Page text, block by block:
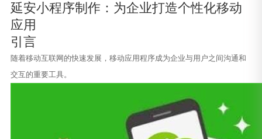
延安小程序制作：为企业打造个性化移动
应用
引言
随着移动互联网的快速发展，移动应用程序成为企业与用户之间沟通和
交互的重要工具。